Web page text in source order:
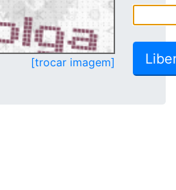
[trocar imagem]